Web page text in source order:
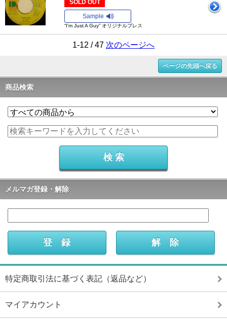
SOLD OUT
Sample
“I'm Just A Guy” オリジナルプレス
1-12 / 47 次のページへ
ページの先頭へ戻る
商品検索
メルマガ登録・解除
特定商取引法に基づく表記（返品など）
マイアカウント